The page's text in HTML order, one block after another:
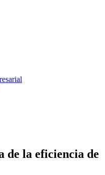
de la eficiencia de